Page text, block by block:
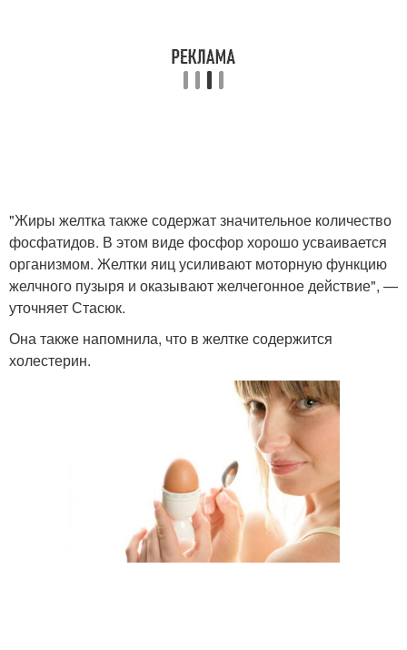
"Жиры желтка также содержат значительное количество
фосфатидов. В этом виде фосфор хорошо усваивается
организмом. Желтки яиц усиливают моторную функцию
желчного пузыря и оказывают желчегонное действие", —
уточняет Стасюк.
Она также напомнила, что в желтке содержится
холестерин.